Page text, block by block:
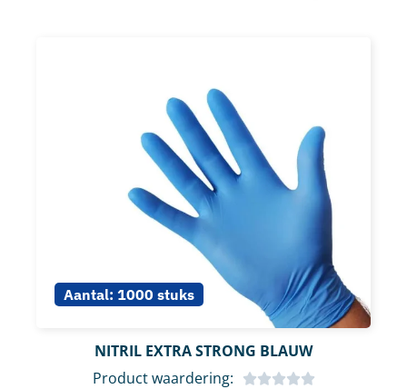
Aantal: 1000 stuks
NITRIL EXTRA STRONG BLAUW
Product waardering: